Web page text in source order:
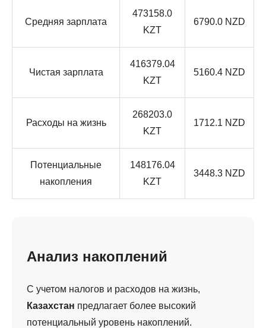
Средняя зарплата
473158.0
KZT
6790.0 NZD
Чистая зарплата
416379.04
KZT
5160.4 NZD
Расходы на жизнь
268203.0
KZT
1712.1 NZD
Потенциальные
накопления
148176.04
KZT
3448.3 NZD
Анализ накоплений
С учетом налогов и расходов на жизнь,
Казахстан предлагает более высокий
потенциальный уровень накоплений.